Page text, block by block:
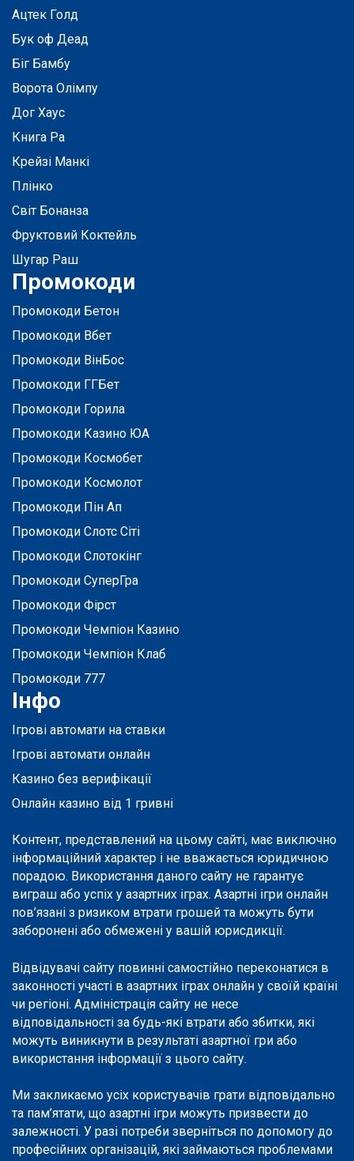
Ацтек Голд
Бук оф Деад
Біг Бамбу
Ворота Олімпу
Дог Хаус
Книга Ра
Крейзі Манкі
Плінко
Світ Бонанза
Фруктовий Коктейль
Шугар Раш
Промокоди
Промокоди Бетон
Промокоди Вбет
Промокоди ВінБос
Промокоди ГГБет
Промокоди Горила
Промокоди Казино ЮА
Промокоди Космобет
Промокоди Космолот
Промокоди Пін Ап
Промокоди Слотс Сіті
Промокоди Слотокінг
Промокоди СуперГра
Промокоди Фірст
Промокоди Чемпіон Казино
Промокоди Чемпіон Клаб
Промокоди 777
Інфо
Ігрові автомати на ставки
Ігрові автомати онлайн
Казино без верифікації
Онлайн казино від 1 гривні
Контент, представлений на цьому сайті, має виключно
інформаційний характер і не вважається юридичною
порадою. Використання даного сайту не гарантує
виграш або успіх у азартних іграх. Азартні ігри онлайн
пов’язані з ризиком втрати грошей та можуть бути
заборонені або обмежені у вашій юрисдикції.
Відвідувачі сайту повинні самостійно переконатися в
законності участі в азартних іграх онлайн у своїй країні
чи регіоні. Адміністрація сайту не несе
відповідальності за будь-які втрати або збитки, які
можуть виникнути в результаті азартної гри або
використання інформації з цього сайту.
Ми закликаємо усіх користувачів грати відповідально
та пам’ятати, що азартні ігри можуть призвести до
залежності. У разі потреби зверніться по допомогу до
професійних організацій, які займаються проблемами